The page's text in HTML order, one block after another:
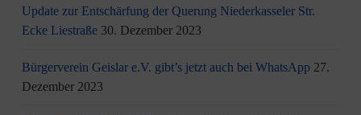
Update zur Entschärfung der Querung Niederkasseler Str.
Ecke Liestraße 30. Dezember 2023
Bürgerverein Geislar e.V. gibt’s jetzt auch bei WhatsApp 27.
Dezember 2023